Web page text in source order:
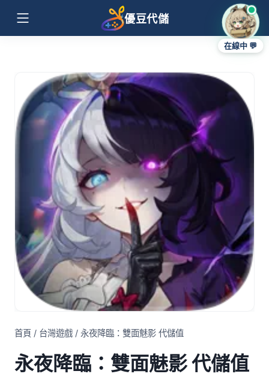
優豆代儲
首頁 / 台灣遊戲 / 永夜降臨：雙面魅影 代儲值
永夜降臨：雙面魅影 代儲值
在線中 💬